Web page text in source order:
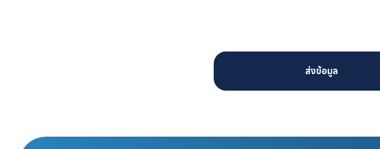
ส่งข้อมูล